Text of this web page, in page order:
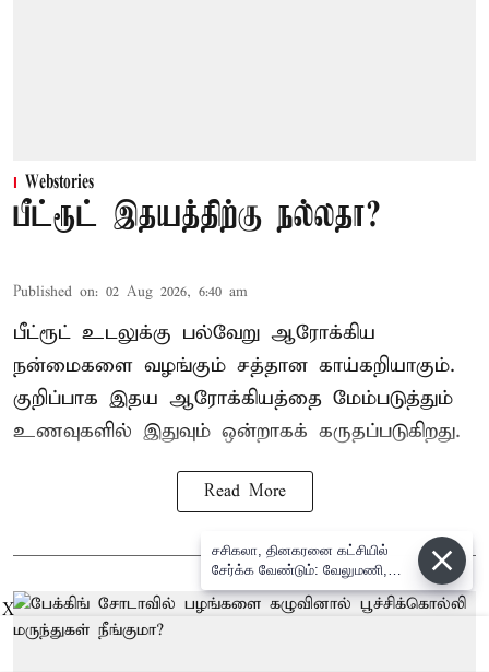
Webstories
பீட்ரூட் இதயத்திற்கு நல்லதா?
Published on: 02 Aug 2026, 6:40 am
பீட்ரூட் உடலுக்கு பல்வேறு ஆரோக்கிய
நன்மைகளை வழங்கும் சத்தான காய்கறியாகும்.
குறிப்பாக இதய ஆரோக்கியத்தை மேம்படுத்தும்
உணவுகளில் இதுவும் ஒன்றாகக் கருதப்படுகிறது.
Read More
X
சசிகலா, தினகரனை கட்சியில்
சேர்க்க வேண்டும்: வேலுமணி,
விஸ்வநாதன் மீண்டும் போர்க்கொடி